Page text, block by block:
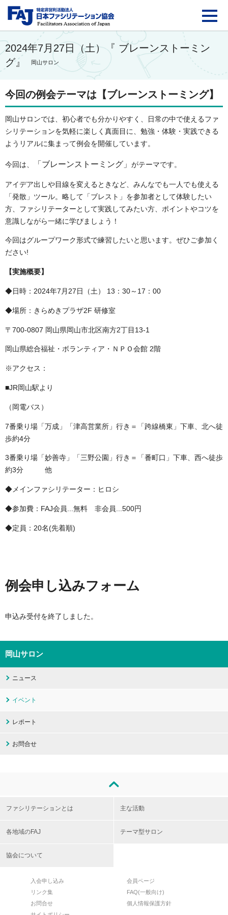
FAJ：特定非営利活動
2024年7月27日（土）『 ブレーンストーミン
グ』
岡山サロン
今回の例会テーマは【ブレーンストーミング】
岡山サロンでは、初心者でも分かりやすく、日常の中で使えるファ
シリテーションを気軽に楽しく真面目に、勉強・体験・実践できる
ようリアルに集まって例会を開催しています。
今回は、 「ブレーンストーミング」 がテーマです。
アイデア出しや目線を変えるときなど、みんなでも一人でも使える
「発散」ツール。略して「ブレスト」を参加者として体験したい
方、ファシリテーターとして実践してみたい方、ポイントやコツを
意識しながら一緒に学びましょう！
今回はグループワーク形式で練習したいと思います。ぜひご参加く
ださい!
【実施概要】
◆日時：2024年7月27日（土） 13：30～17：00
◆場所：きらめきプラザ2F 研修室
〒700-0807 岡山県岡山市北区南方2丁目13-1
岡山県総合福祉・ボランティア・ＮＰＯ会館 2階
※アクセス：
■JR岡山駅より
（岡電バス）
7番乗り場「万成」「津高営業所」行き＝「跨線橋東」下車、北へ徒
歩約4分
3番乗り場「妙善寺」「三野公園」行き＝「番町口」下車、西へ徒歩
約3分 他
◆メインファシリテーター：ヒロシ
◆参加費：FAJ会員...無料 非会員...500円
◆定員：20名(先着順)
例会申し込みフォーム
申込み受付を終了しました。
岡山サロン
ニュース
イベント
レポート
お問合せ
ファシリテーションとは 主な活動
各地域のFAJ テーマ型サロン
協会について
入会申し込み
会員ページ
リンク集
FAQ(一般向け)
お問合せ
個人情報保護方針